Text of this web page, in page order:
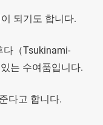
되기도 합니다.
다（Tsukinami-
는 수여품입니다.
다고 합니다.